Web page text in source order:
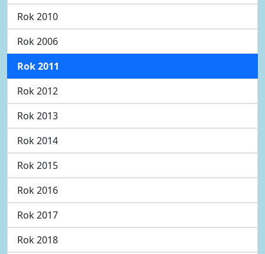
Rok 2010
Rok 2006
Rok 2011
Rok 2012
Rok 2013
Rok 2014
Rok 2015
Rok 2016
Rok 2017
Rok 2018